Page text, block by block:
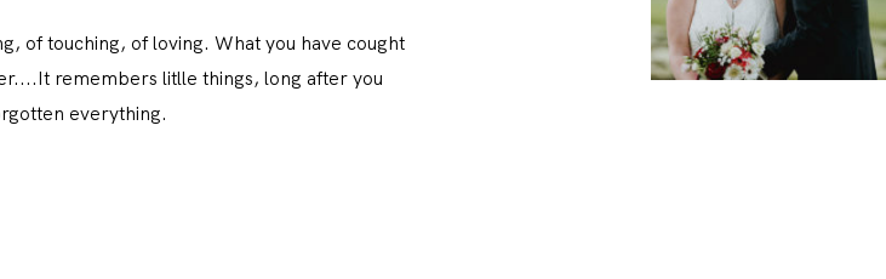
of touching, of loving. What you have cought
remembers litlle things, long after you
everything.